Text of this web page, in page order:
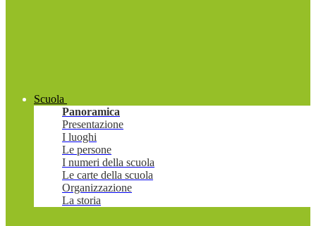
Scuola
Panoramica
Presentazione
I luoghi
Le persone
I numeri della scuola
Le carte della scuola
Organizzazione
La storia